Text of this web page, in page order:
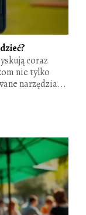
coraz
nie tylko
narzędzia...